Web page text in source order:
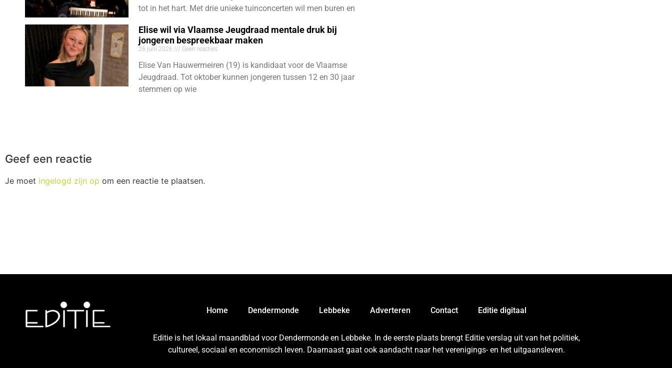
tot in het hart. Met drie unieke tuinconcerten wil men buren en
Elise wil via Vlaamse Jeugdraad mentale druk bij
jongeren bespreekbaar maken
26 juni 2026 Geen reacties
Elise Van Hauwermeiren (19) is kandidaat voor de Vlaamse
Jeugdraad. Tot oktober kunnen jongeren tussen 12 en 30 jaar
stemmen op wie
Geef een reactie
Je moet ingelogd zijn op om een reactie te plaatsen.
Home Dendermonde Lebbeke Adverteren Contact Editie digitaal
Editie is het lokaal maandblad voor Dendermonde en Lebbeke. In de eerste plaats brengt Editie verslag uit van het politiek,
cultureel, sociaal en economisch leven. Daarnaast gaat ook aandacht naar het verenigings- en het uitgaansleven.